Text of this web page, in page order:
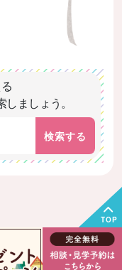
ましょう。
検索する
TOP